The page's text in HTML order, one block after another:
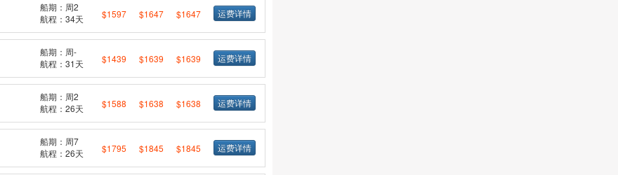
船期：周2
航程：34天
$1597 $1647 $1647 运费详情
船期：周-
航程：31天
$1439 $1639 $1639 运费详情
船期：周2
航程：26天
$1588 $1638 $1638 运费详情
船期：周7
航程：26天
$1795 $1845 $1845 运费详情